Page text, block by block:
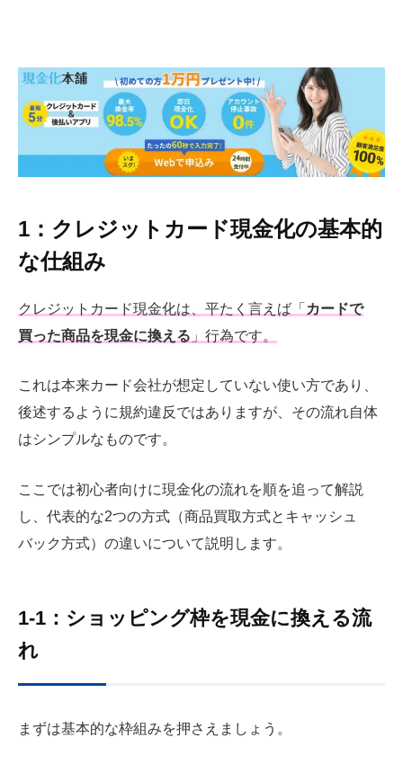
1：クレジットカード現金化の基本的
な仕組み
クレジットカード現金化は、平たく言えば「 カードで
買った商品を現金に換える 」行為です。
これは本来カード会社が想定していない使い方であり、
後述するように規約違反ではありますが、その流れ自体
はシンプルなものです。
ここでは初心者向けに現金化の流れを順を追って解説
し、代表的な2つの方式（商品買取方式とキャッシュ
バック方式）の違いについて説明します。
1-1：ショッピング枠を現金に換える流
れ
まずは基本的な枠組みを押さえましょう。